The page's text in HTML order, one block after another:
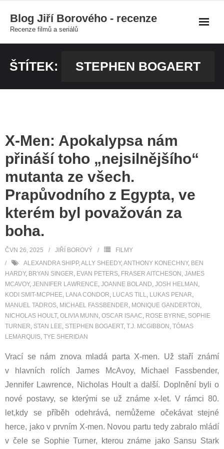
content
Blog Jiří Borového - recenze
Recenze filmů a seriálů
ŠTÍTEK: STEPHEN BOGAERT
X-Men: Apokalypsa nám
přináší toho „nejsilnějšího“
mutanta ze všech.
Prapůvodního z Egypta, ve
kterém byl považován za
boha.
ČVN 26, 2025 JIŘÍ BOROVÝ
FILMY
ALEXANDRA SHIPP,ALLY SHEEDY,ANTHONY KONECHNY, BEN
HARDY, BRYAN SINGER, EVAN PETERS, FRASER AITCHESON , JAMES
MCAVOY, JENNIFER LAWRENCE, JOANNE BOLAND, JOSH HELMAN ,
KODI SMIT-MCPHEE, LANA CONDOR, LUCAS TILL, LUKAS PENAR,
MANUEL TADROS, MICHAEL FASSBENDER, MONIQUE GANDERTON ,
NICHOLAS HOULT, OLIVIA MUNN , OSCAR ISAAC, ROSE BYRNE, SOPHIE
TURNER, STAN LEE, STEPHEN BOGAERT, T.J. MCGIBBON , TÓMAS
LEMARQUIS, TYE SHERIDAN
Vrací se nám znova mladá parta X-men. Už staří známí
v hlavních rolích James McAvoy, Michael Fassbender,
Jennifer Lawrence, Nicholas Hoult a další. Doplnění byli o
nové postavy, se kterými se už známe x-let. V rámci 80.
let,kdy se příběh odehrává, nemůžeme očekávat stejné
herce, jako v prvním X-men. Novou partu tedy zabralo mládí
v čele se Sophie Turner, kterou známe jako Sansu Stark